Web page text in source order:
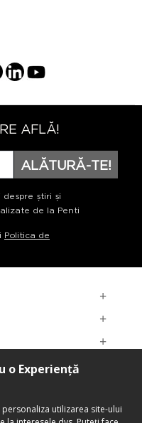
AFLĂ!
ALĂTURĂ-TE!
despre știri și
de la Penti
Politica de